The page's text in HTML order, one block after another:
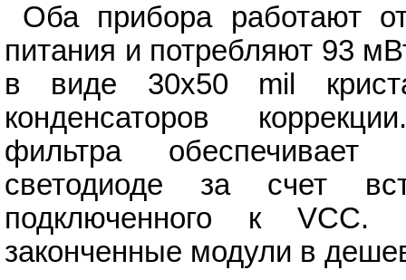
Оба прибора работают
питания и потребляют 93
в виде 30x50 mil
конденсаторов
фильтра
светодиоде за счет
подключенного к VCC.
законченные модули в